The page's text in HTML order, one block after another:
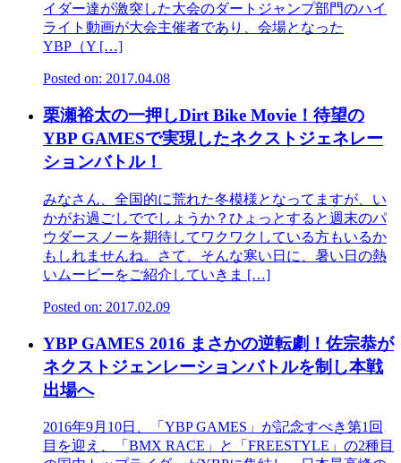
イダー達が激突した大会のダートジャンプ部門のハイ
ライト動画が大会主催者であり、会場となった
YBP（Y […]
Posted on: 2017.04.08
栗瀬裕太の一押しDirt Bike Movie！待望の
YBP GAMESで実現したネクストジェネレー
ションバトル！
みなさん、全国的に荒れた冬模様となってますが、い
かがお過ごしででしょうか？ひょっとすると週末のパ
ウダースノーを期待してワクワクしている方もいるか
もしれませんね。さて、そんな寒い日に、暑い日の熱
いムービーをご紹介していきま […]
Posted on: 2017.02.09
YBP GAMES 2016 まさかの逆転劇！佐宗恭が
ネクストジェンレーションバトルを制し本戦
出場へ
2016年9月10日、「YBP GAMES」が記念すべき第1回
目を迎え、「BMX RACE」と「FREESTYLE」の2種目